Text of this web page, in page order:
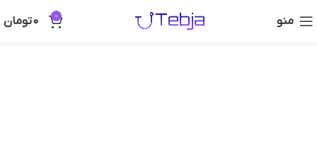
منو 0
0تومان